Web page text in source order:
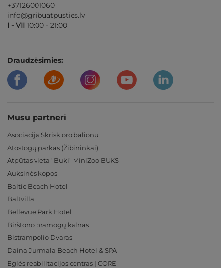
+37126001060
info@gribuatpusties.lv
I - VII 10:00 - 21:00
Draudzēsimies:
Mūsu partneri
Asociacija Skrisk oro balionu
Atostogų parkas (Žibininkai)
Atpūtas vieta "Buki" MiniZoo BUKS
Auksinės kopos
Baltic Beach Hotel
Baltvilla
Bellevue Park Hotel
Birštono pramogų kalnas
Bistrampolio Dvaras
Daina Jurmala Beach Hotel & SPA
Eglės reabilitacijos centras | CORE